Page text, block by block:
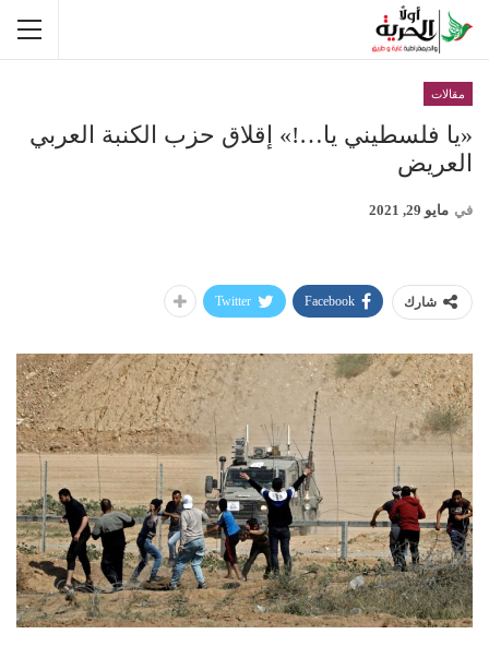
مقالات
«يا فلسطيني يا…!» إقلاق حزب الكنبة العربي
العريض
في مايو 29, 2021
شارك Facebook
Twitter